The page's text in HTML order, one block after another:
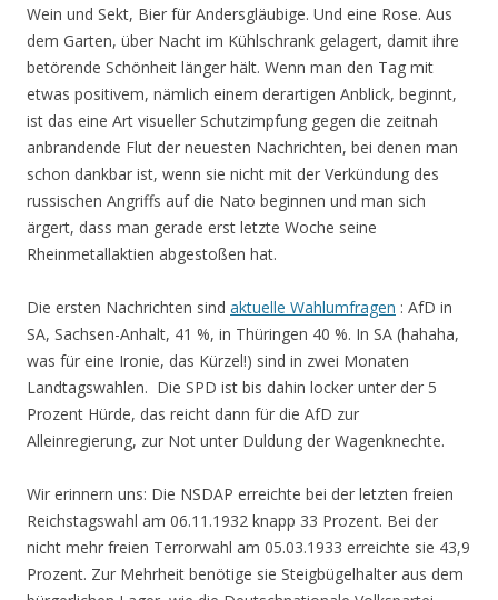
Wein und Sekt, Bier für Andersgläubige. Und eine Rose. Aus
dem Garten, über Nacht im Kühlschrank gelagert, damit ihre
betörende Schönheit länger hält. Wenn man den Tag mit
etwas positivem, nämlich einem derartigen Anblick, beginnt,
ist das eine Art visueller Schutzimpfung gegen die zeitnah
anbrandende Flut der neuesten Nachrichten, bei denen man
schon dankbar ist, wenn sie nicht mit der Verkündung des
russischen Angriffs auf die Nato beginnen und man sich
ärgert, dass man gerade erst letzte Woche seine
Rheinmetallaktien abgestoßen hat.
Die ersten Nachrichten sind aktuelle Wahlumfragen : AfD in
SA, Sachsen-Anhalt, 41 %, in Thüringen 40 %. In SA (hahaha,
was für eine Ironie, das Kürzel!) sind in zwei Monaten
Landtagswahlen. Die SPD ist bis dahin locker unter der 5
Prozent Hürde, das reicht dann für die AfD zur
Alleinregierung, zur Not unter Duldung der Wagenknechte.
Wir erinnern uns: Die NSDAP erreichte bei der letzten freien
Reichstagswahl am 06.11.1932 knapp 33 Prozent. Bei der
nicht mehr freien Terrorwahl am 05.03.1933 erreichte sie 43,9
Prozent. Zur Mehrheit benötige sie Steigbügelhalter aus dem